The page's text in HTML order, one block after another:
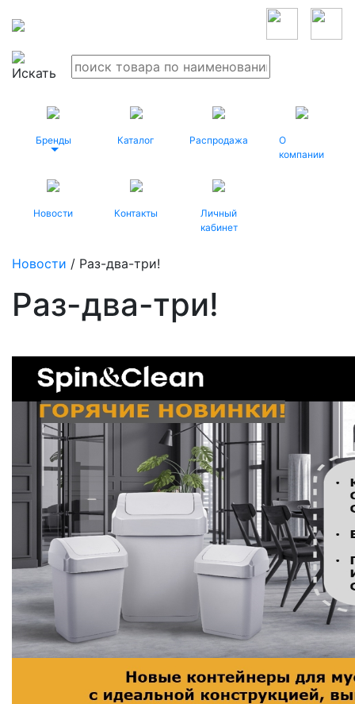
Бренды Каталог Распродажа
О
компании
Новости Контакты
Личный
кабинет
Новости / Раз-два-три!
Раз-два-три!